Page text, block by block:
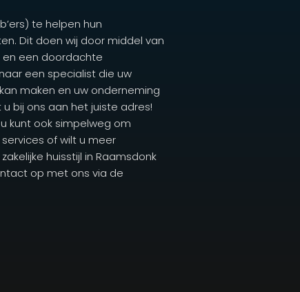
te helpen hun
Dit doen wij door middel van
een doordachte
een specialist die uw
maken en uw onderneming
bij ons aan het juiste adres!
kunt ook simpelweg om
of wilt u meer
huisstijl in Raamsdonk
op met ons via de